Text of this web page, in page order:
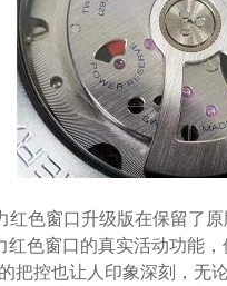
红色窗口升级版在保留了
色窗口的真实活动功能
把控也让人印象深刻，无